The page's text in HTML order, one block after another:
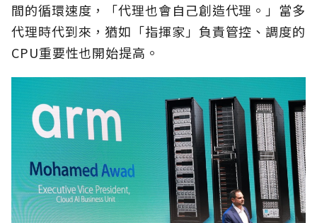
間的循環速度，「代理也會自己創造代理。」當多
代理時代到來，猶如「指揮家」負責管控、調度的
CPU重要性也開始提高。